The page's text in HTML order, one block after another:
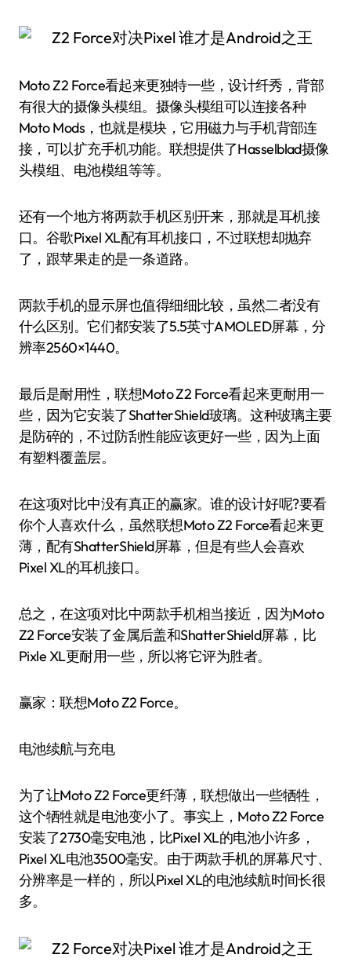
Moto Z2 Force看起来更独特一些，设计纤秀，背部
有很大的摄像头模组。摄像头模组可以连接各种
Moto Mods，也就是模块，它用磁力与手机背部连
接，可以扩充手机功能。联想提供了Hasselblad摄像
头模组、电池模组等等。
还有一个地方将两款手机区别开来，那就是耳机接
口。谷歌Pixel XL配有耳机接口，不过联想却抛弃
了，跟苹果走的是一条道路。
两款手机的显示屏也值得细细比较，虽然二者没有
什么区别。它们都安装了5.5英寸AMOLED屏幕，分
辨率2560×1440。
最后是耐用性，联想Moto Z2 Force看起来更耐用一
些，因为它安装了ShatterShield玻璃。这种玻璃主要
是防碎的，不过防刮性能应该更好一些，因为上面
有塑料覆盖层。
在这项对比中没有真正的赢家。谁的设计好呢?要看
你个人喜欢什么，虽然联想Moto Z2 Force看起来更
薄，配有ShatterShield屏幕，但是有些人会喜欢
Pixel XL的耳机接口。
总之，在这项对比中两款手机相当接近，因为Moto
Z2 Force安装了金属后盖和ShatterShield屏幕，比
Pixle XL更耐用一些，所以将它评为胜者。
赢家：联想Moto Z2 Force。
电池续航与充电
为了让Moto Z2 Force更纤薄，联想做出一些牺牲，
这个牺牲就是电池变小了。事实上，Moto Z2 Force
安装了2730毫安电池，比Pixel XL的电池小许多，
Pixel XL电池3500毫安。由于两款手机的屏幕尺寸、
分辨率是一样的，所以Pixel XL的电池续航时间长很
多。